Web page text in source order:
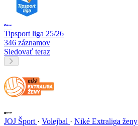
Tipsport liga 25/26
346 záznamov
Sledovať teraz
JOJ Šport · Volejbal · Niké Extraliga ženy